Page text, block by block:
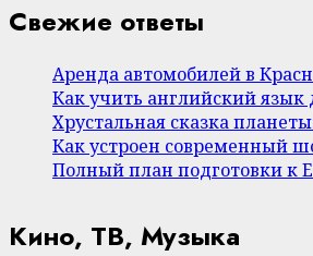
Свежие ответы
Аренда автомобилей в
Как учить английский язык
Хрустальная сказка
Как устроен современный
Полный план подготовки к
Кино, ТВ, Музыка